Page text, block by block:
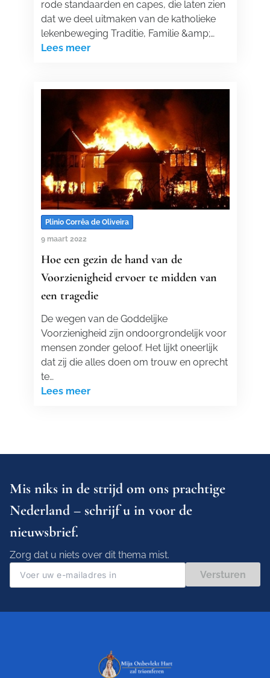
rode standaarden en capes, die laten zien
dat we deel uitmaken van de katholieke
lekenbeweging Traditie, Familie &amp;…
Lees meer
Plinio Corrêa de Oliveira
9 maart 2022
Hoe een gezin de hand van de
Voorzienigheid ervoer te midden van
een tragedie
De wegen van de Goddelijke
Voorzienigheid zijn ondoorgrondelijk voor
mensen zonder geloof. Het lijkt oneerlijk
dat zij die alles doen om trouw en oprecht
te…
Lees meer
Mis niks in de strijd om ons prachtige
Nederland – schrijf u in voor de
nieuwsbrief.
Zorg dat u niets over dit thema mist.
Versturen